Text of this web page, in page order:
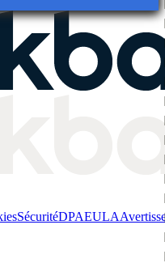
SécuritéDPAEULA